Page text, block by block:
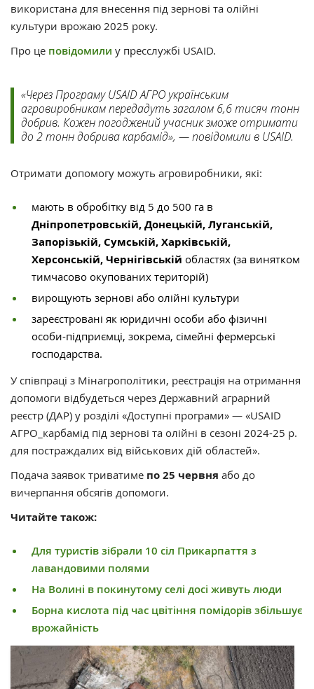
використана для внесення під зернові та олійні
культури врожаю 2025 року.
Про це повідомили у пресслужбі USAID.
«Через Програму USAID АГРО українським
агровиробникам передадуть загалом 6,6 тисяч тонн
добрив. Кожен погоджений учасник зможе отримати
до 2 тонн добрива карбамід», — повідомили в USAID.
Отримати допомогу можуть агровиробники, які:
мають в обробітку від 5 до 500 га в
Дніпропетровській, Донецькій, Луганській,
Запорізькій, Сумській, Харківській,
Херсонській, Чернігівській областях (за винятком
тимчасово окупованих територій)
вирощують зернові або олійні культури
зареєстровані як юридичні особи або фізичні
особи-підприємці, зокрема, сімейні фермерські
господарства.
У співпраці з Мінагрополітики, реєстрація на отримання
допомоги відбудеться через Державний аграрний
реєстр (ДАР) у розділі «Доступні програми» — «USAID
АГРО_карбамід під зернові та олійні в сезоні 2024-25 р.
для постраждалих від військових дій областей».
Подача заявок триватиме по 25 червня або до
вичерпання обсягів допомоги.
Читайте також:
Для туристів зібрали 10 сіл Прикарпаття з
лавандовими полями
На Волині в покинутому селі досі живуть люди
Борна кислота під час цвітіння помідорів збільшує
врожайність